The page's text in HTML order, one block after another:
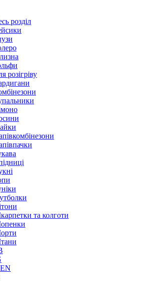
розділ
розігріву
та колготи
EN